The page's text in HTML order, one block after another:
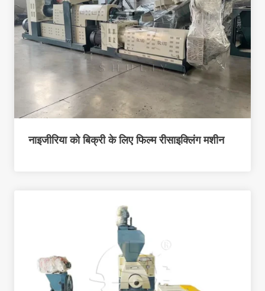
नाइजीरिया को बिक्री के लिए फिल्म रीसाइक्लिंग मशीन